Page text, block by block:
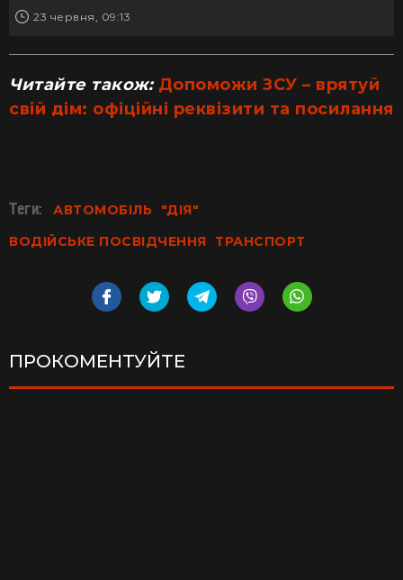
23 червня, 09:13
Читайте також: Допоможи ЗСУ – врятуй
свій дім: офіційні реквізити та посилання
Теги: АВТОМОБІЛЬ
"ДІЯ"
ВОДІЙСЬКЕ ПОСВІДЧЕННЯ
ТРАНСПОРТ
ПРОКОМЕНТУЙТЕ